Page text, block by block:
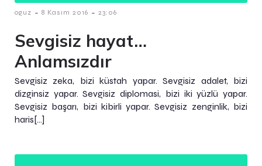
oguz - 8 Kasım 2016 - 23:06
Sevgisiz hayat…
Anlamsızdır
Sevgisiz zeka, bizi küstah yapar. Sevgisiz adalet, bizi
dizginsiz yapar. Sevgisiz diplomasi, bizi iki yüzlü yapar.
Sevgisiz başarı, bizi kibirli yapar. Sevgisiz zenginlik, bizi
haris[…]